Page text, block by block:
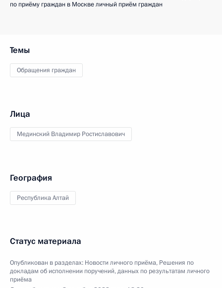
по приёму граждан в Москве личный приём граждан
Темы
Обращения граждан
Лица
Мединский Владимир Ростиславович
География
Республика Алтай
Статус материала
Опубликован в разделах: Новости личного приёма, Решения по
докладам об исполнении поручений, данных по результатам личного
приёма